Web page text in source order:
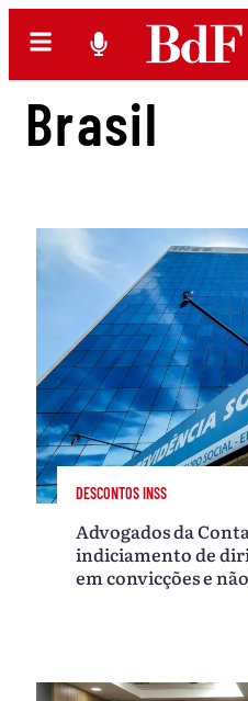
Brasil
DESCONTOS INSS
Advogados da
indiciamento de
em convicções e